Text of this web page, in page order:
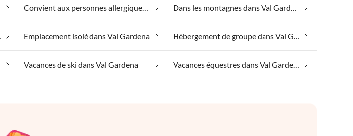
Convient aux personnes allergiques dans Val Gardena Dans les montagnes dans Val Gardena
Emplacement isolé dans Val Gardena Hébergement de groupe dans Val Gardena
Vacances de ski dans Val Gardena Vacances équestres dans Val Gardena